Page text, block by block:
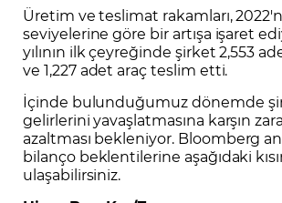
Üretim ve teslimat rakamları,
seviyelerine göre bir artışa işaret
yılının ilk çeyreğinde şirket 2,553
ve 1,227 adet araç teslim etti.
İçinde bulunduğumuz dönemde
gelirlerini yavaşlatmasına karşın
azaltması bekleniyor. Bloomberg
bilanço beklentilerine aşağıdaki
ulaşabilirsiniz.